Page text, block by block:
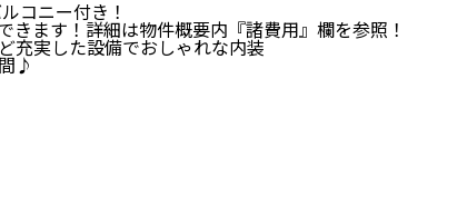
コニー付き！
ます！詳細は物件概要内『諸費用』欄を参照！
充実した設備でおしゃれな内装
♪